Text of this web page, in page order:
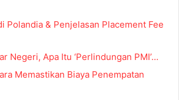
Polandia & Penjelasan Placement Fee
Negeri, Apa Itu ‘Perlindungan PMI’…
Memastikan Biaya Penempatan